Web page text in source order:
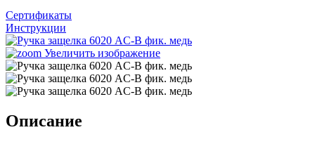
Сертификаты
Инструкции
Увеличить изображение
Описание